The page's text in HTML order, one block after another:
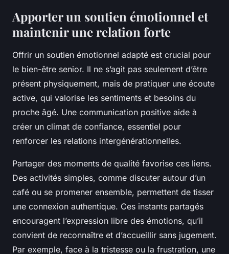
Apporter un soutien émotionnel et
maintenir une relation forte
Offrir un soutien émotionnel adapté est crucial pour
le bien-être senior. Il ne s’agit pas seulement d’être
présent physiquement, mais de pratiquer une écoute
active, qui valorise les sentiments et besoins du
proche âgé. Une communication positive aide à
créer un climat de confiance, essentiel pour
renforcer les relations intergénérationnelles.
Partager des moments de qualité favorise ces liens.
Des activités simples, comme discuter autour d’un
café ou se promener ensemble, permettent de tisser
une connexion authentique. Ces instants partagés
encouragent l’expression libre des émotions, qu’il
convient de reconnaître et d’accueillir sans jugement.
Par exemple, face à la tristesse ou la frustration, une